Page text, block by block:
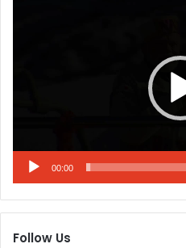
00:00
Follow Us